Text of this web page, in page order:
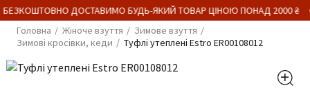
ДОСТАВИМО БУДЬ-ЯКИЙ ТОВАР ЦІНОЮ ПОНАД 2000 ₴
Головна
Жіноче взуття
Зимове взуття
Зимові кросівки, кеди
Туфлі утеплені Estro ER00108012